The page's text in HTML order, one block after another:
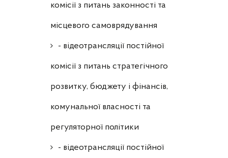
комісії з питань законності та
місцевого самоврядування
- відеотрансляції постійної
комісії з питань стратегічного
розвитку, бюджету і фінансів,
комунальної власності та
регуляторної політики
- відеотрансляції постійної